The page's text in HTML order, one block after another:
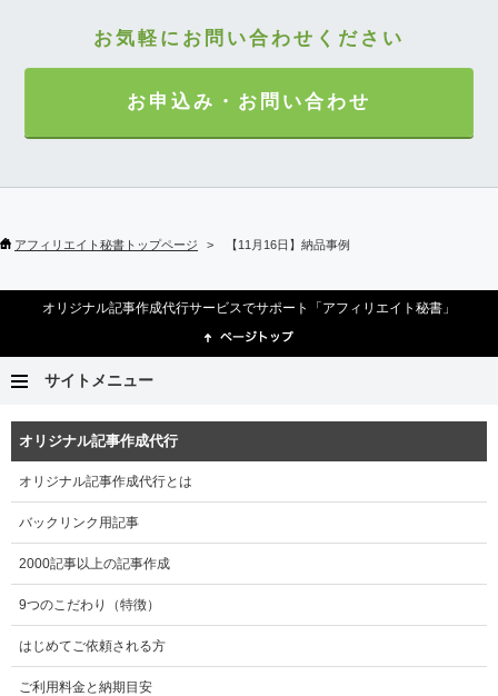
お気軽にお問い合わせください
お申込み・お問い合わせ
アフィリエイト秘書トップページ 【11月16日】納品事例
オリジナル記事作成代行サービスでサポート「アフィリエイト秘書」
サイトメニュー
オリジナル記事作成代行
オリジナル記事作成代行とは
バックリンク用記事
2000記事以上の記事作成
9つのこだわり（特徴）
はじめてご依頼される方
ご利用料金と納期目安